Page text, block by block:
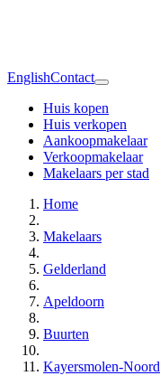
EnglishContact
Huis kopen
Huis verkopen
Aankoopmakelaar
Verkoopmakelaar
Makelaars per stad
Home
Makelaars
Gelderland
Apeldoorn
Buurten
Kayersmolen-Noord